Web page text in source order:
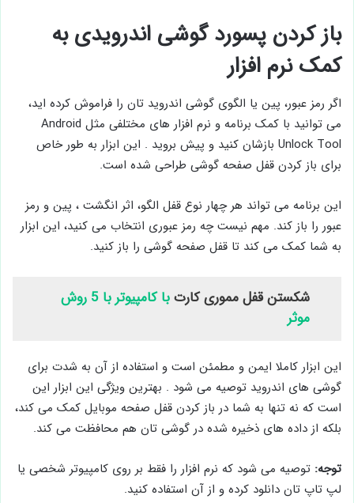
باز کردن پسورد گوشی اندرویدی به
کمک نرم افزار
اگر رمز عبور، پین یا الگوی گوشی اندروید تان را فراموش کرده اید،
می توانید با کمک برنامه و نرم افزار های مختلفی مثل Android
Unlock Tool بازشان کنید و پیش بروید . این ابزار به طور خاص
برای باز کردن قفل صفحه گوشی طراحی شده است.
این برنامه می تواند هر چهار نوع قفل الگو، اثر انگشت ، پین و رمز
عبور را باز کند. مهم نیست چه رمز عبوری انتخاب می کنید، این ابزار
به شما کمک می کند تا قفل صفحه گوشی را باز کنید.
شکستن قفل مموری کارت
با کامپیوتر با 5 روش
موثر
این ابزار کاملا ایمن و مطمئن است و استفاده از آن به شدت برای
گوشی های اندروید توصیه می شود . بهترین ویژگی این ابزار این
است که نه تنها به شما در باز کردن قفل صفحه موبایل کمک می کند،
بلکه از داده های ذخیره شده در گوشی تان هم محافظت می کند.
توجه: توصیه می شود که نرم افزار را فقط بر روی کامپیوتر شخصی یا
لپ تاپ تان دانلود کرده و از آن استفاده کنید.